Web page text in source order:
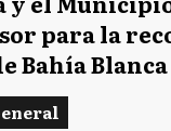
para la
Bahía Blanca